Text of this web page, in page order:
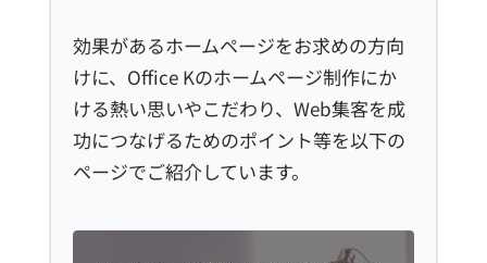
効果があるホームページをお求めの方向
けに、Office Kのホームページ制作にか
ける熱い思いやこだわり、Web集客を成
功につなげるためのポイント等を以下の
ページでご紹介しています。